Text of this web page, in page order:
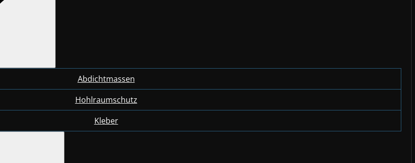
Abdichtmassen
Hohlraumschutz
Kleber